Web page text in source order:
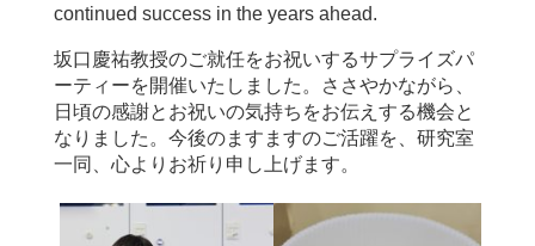
continued success in the years ahead.
坂口慶祐教授のご就任をお祝いするサプライズパ
ーティーを開催いたしました。ささやかながら、
日頃の感謝とお祝いの気持ちをお伝えする機会と
なりました。今後のますますのご活躍を、研究室
一同、心よりお祈り申し上げます。